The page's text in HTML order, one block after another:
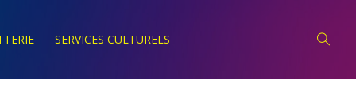
SERVICES CULTURELS